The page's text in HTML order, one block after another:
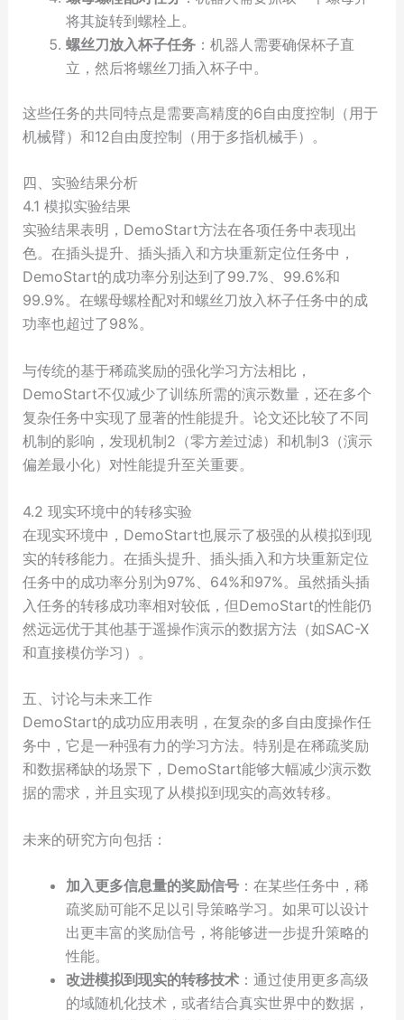
将其旋转到螺栓上。
螺丝刀放入杯子任务：机器人需要确保杯子直
立，然后将螺丝刀插入杯子中。
这些任务的共同特点是需要高精度的6自由度控制（用于
机械臂）和12自由度控制（用于多指机械手）。
四、实验结果分析
4.1 模拟实验结果
实验结果表明，DemoStart方法在各项任务中表现出
色。在插头提升、插头插入和方块重新定位任务中，
DemoStart的成功率分别达到了99.7%、99.6%和
99.9%。在螺母螺栓配对和螺丝刀放入杯子任务中的成
功率也超过了98%。
与传统的基于稀疏奖励的强化学习方法相比，
DemoStart不仅减少了训练所需的演示数量，还在多个
复杂任务中实现了显著的性能提升。论文还比较了不同
机制的影响，发现机制2（零方差过滤）和机制3（演示
偏差最小化）对性能提升至关重要。
4.2 现实环境中的转移实验
在现实环境中，DemoStart也展示了极强的从模拟到现
实的转移能力。在插头提升、插头插入和方块重新定位
任务中的成功率分别为97%、64%和97%。虽然插头插
入任务的转移成功率相对较低，但DemoStart的性能仍
然远远优于其他基于遥操作演示的数据方法（如SAC-X
和直接模仿学习）。
五、讨论与未来工作
DemoStart的成功应用表明，在复杂的多自由度操作任
务中，它是一种强有力的学习方法。特别是在稀疏奖励
和数据稀缺的场景下，DemoStart能够大幅减少演示数
据的需求，并且实现了从模拟到现实的高效转移。
未来的研究方向包括：
加入更多信息量的奖励信号：在某些任务中，稀
疏奖励可能不足以引导策略学习。如果可以设计
出更丰富的奖励信号，将能够进一步提升策略的
性能。
改进模拟到现实的转移技术：通过使用更多高级
的域随机化技术，或者结合真实世界中的数据，